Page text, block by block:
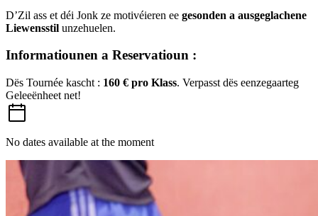
D’Zil ass et déi Jonk ze motivéieren ee gesonden a ausgeglachene
Liewensstil unzehuelen.
Informatiounen a Reservatioun :
Dës Tournée kascht : 160 € pro Klass. Verpasst dës eenzegaarteg
Geleeënheet net!
No dates available at the moment